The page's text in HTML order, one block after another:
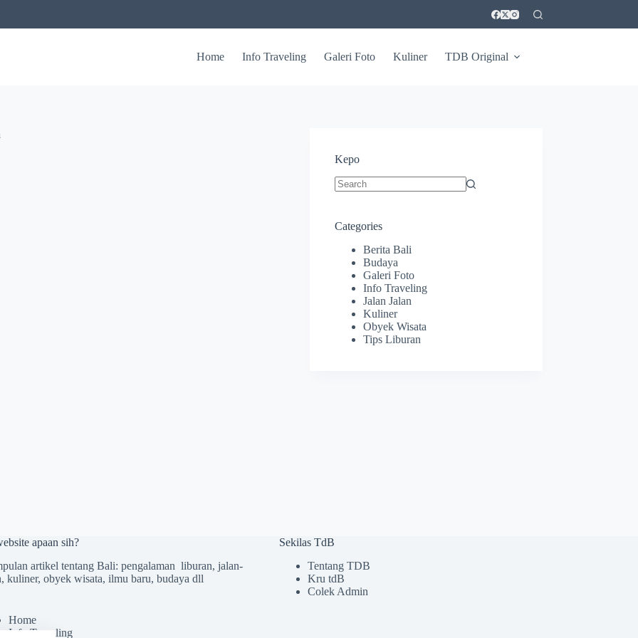
Home Info Traveling Galeri Foto Kuliner TDB Original
Kepo
Categories
Berita Bali
Budaya
Galeri Foto
Info Traveling
Jalan Jalan
Kuliner
Obyek Wisata
Tips Liburan
apaan sih?
artikel tentang Bali: pengalaman liburan, jalan-
kuliner, obyek wisata, ilmu baru, budaya dll
Home
Info Traveling
Sekilas TdB
Tentang TDB
Kru tdB
Colek Admin